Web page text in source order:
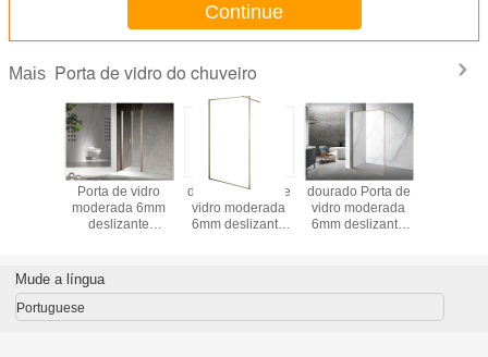
Continue
Mais Porta de vidro do chuveiro
vidro
Porta de vidro
moderada 6mm
deslizante
do chuveiro
dourado Porta de
vidro moderada
6mm deslizante
dourado Porta de
vidro moderada
6mm deslizante
Mude a língua
Portuguese